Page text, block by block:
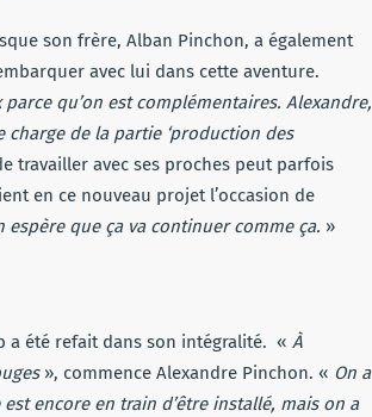
son frère, Alban Pinchon, a également
avec lui dans cette aventure.
parce qu’on est complémentaires. Alexandre,
charge de la partie ‘production des
travailler avec ses proches peut parfois
en ce nouveau projet l’occasion de
que ça va continuer comme ça. »
a été refait dans son intégralité. « À
», commence Alexandre Pinchon. « On a
encore en train d’être installé, mais on a